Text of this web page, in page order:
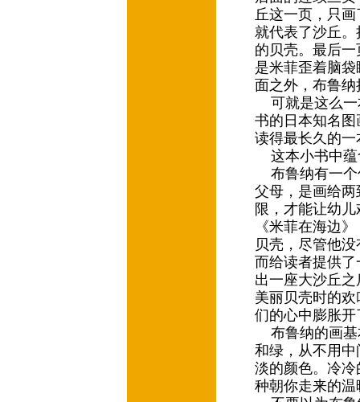
丘这一页，只
就代表了沙丘
的贝壳。最后
是米菲歪着脑
面之外，布鲁
可就是这么一
书的日本知名
读得最长久的
这本小书中蕴
布鲁纳有一个
父母，是画给
限，才能让幼
《米菲在海边
贝壳，尽管他
而给读者提供
出一座大沙丘
美丽贝壳时的
们的心中膨胀
布鲁纳的画基
和绿，从不用
淡的颜色。冷
种朝你走来的